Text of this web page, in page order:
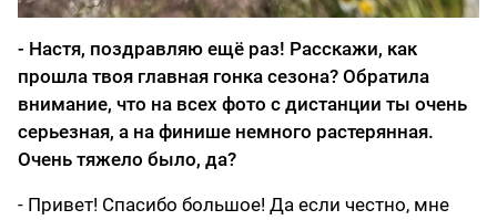
- Настя, поздравляю ещё раз! Расскажи, как
прошла твоя главная гонка сезона? Обратила
внимание, что на всех фото с дистанции ты очень
серьезная, а на финише немного растерянная.
Очень тяжело было, да?
- Привет! Спасибо большое! Да если честно, мне